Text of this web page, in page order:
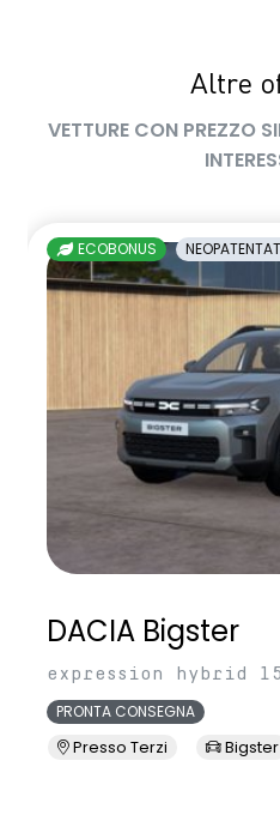
sedili posteriori ripiegabili 1/3 -
sellerie in tessuto nero
sistema di controllo della
sistema di frenata
sistema multimediale openR
volante in pelle
Altre
VETTURE CON PREZZO
ECOBONUS
DACIA Bigster
expression hybrid
PRONTA CONSEGNA
Presso Terzi Bigster